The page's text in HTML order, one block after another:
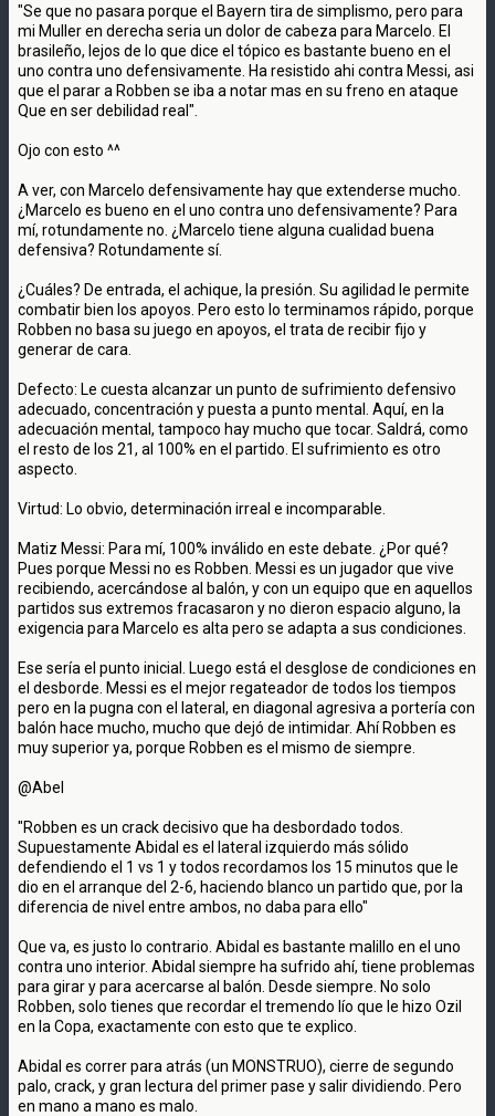
"Se que no pasara porque el Bayern tira de simplismo, pero para
mi Muller en derecha seria un dolor de cabeza para Marcelo. El
brasileño, lejos de lo que dice el tópico es bastante bueno en el
uno contra uno defensivamente. Ha resistido ahi contra Messi, asi
que el parar a Robben se iba a notar mas en su freno en ataque
Que en ser debilidad real".
Ojo con esto ^^
A ver, con Marcelo defensivamente hay que extenderse mucho.
¿Marcelo es bueno en el uno contra uno defensivamente? Para
mí, rotundamente no. ¿Marcelo tiene alguna cualidad buena
defensiva? Rotundamente sí.
¿Cuáles? De entrada, el achique, la presión. Su agilidad le permite
combatir bien los apoyos. Pero esto lo terminamos rápido, porque
Robben no basa su juego en apoyos, el trata de recibir fijo y
generar de cara.
Defecto: Le cuesta alcanzar un punto de sufrimiento defensivo
adecuado, concentración y puesta a punto mental. Aquí, en la
adecuación mental, tampoco hay mucho que tocar. Saldrá, como
el resto de los 21, al 100% en el partido. El sufrimiento es otro
aspecto.
Virtud: Lo obvio, determinación irreal e incomparable.
Matiz Messi: Para mí, 100% inválido en este debate. ¿Por qué?
Pues porque Messi no es Robben. Messi es un jugador que vive
recibiendo, acercándose al balón, y con un equipo que en aquellos
partidos sus extremos fracasaron y no dieron espacio alguno, la
exigencia para Marcelo es alta pero se adapta a sus condiciones.
Ese sería el punto inicial. Luego está el desglose de condiciones en
el desborde. Messi es el mejor regateador de todos los tiempos
pero en la pugna con el lateral, en diagonal agresiva a portería con
balón hace mucho, mucho que dejó de intimidar. Ahí Robben es
muy superior ya, porque Robben es el mismo de siempre.
@Abel
"Robben es un crack decisivo que ha desbordado todos.
Supuestamente Abidal es el lateral izquierdo más sólido
defendiendo el 1 vs 1 y todos recordamos los 15 minutos que le
dio en el arranque del 2-6, haciendo blanco un partido que, por la
diferencia de nivel entre ambos, no daba para ello"
Que va, es justo lo contrario. Abidal es bastante malillo en el uno
contra uno interior. Abidal siempre ha sufrido ahí, tiene problemas
para girar y para acercarse al balón. Desde siempre. No solo
Robben, solo tienes que recordar el tremendo lío que le hizo Ozil
en la Copa, exactamente con esto que te explico.
Abidal es correr para atrás (un MONSTRUO), cierre de segundo
palo, crack, y gran lectura del primer pase y salir dividiendo. Pero
en mano a mano es malo.